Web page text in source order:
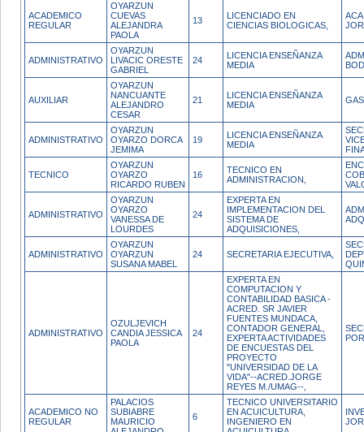
ACADEMICO
REGULAR
OYARZUN
CUEVAS
ALEJANDRA
PAOLA
13
LICENCIADO EN
CIENCIAS BIOLOGICAS,
ADMINISTRATIVO
OYARZUN
LIVACIC ORESTE
GABRIEL
24
LICENCIA ENSEÑANZA
MEDIA
AUXILIAR
OYARZUN
NANCUANTE
ALEJANDRO
CESAR
21
LICENCIA ENSEÑANZA
MEDIA
ADMINISTRATIVO
OYARZUN
OYARZO DORCA
JEMIMA
19
LICENCIA ENSEÑANZA
MEDIA
TECNICO
OYARZUN
OYARZO
RICARDO RUBEN
16
TECNICO EN
ADMINISTRACION,
ADMINISTRATIVO
OYARZUN
OYARZO
VANESSA DE
LOURDES
24
EXPERTA EN
IMPLEMENTACION DEL
SISTEMA DE
ADQUISICIONES,
ADMINISTRATIVO
OYARZUN
OYARZUN
SUSANA MABEL
24 SECRETARIA EJECUTIVA,
ADMINISTRATIVO
OZULJEVICH
CANDIA JESSICA
PAOLA
24
EXPERTA EN
COMPUTACION Y
CONTABILIDAD BASICA -
ACRED. SR JAVIER
FUENTES MUNDACA,
CONTADOR GENERAL,
EXPERTA ACTIVIDADES
DE ENCUESTAS DEL
PROYECTO
"UNIVERSIDAD DE LA
VIDA"--ACRED.JORGE
REYES M./UMAG--,
ACADEMICO NO
REGULAR
PALACIOS
SUBIABRE
MAURICIO
6
TECNICO UNIVERSITARIO
EN ACUICULTURA,
INGENIERO EN